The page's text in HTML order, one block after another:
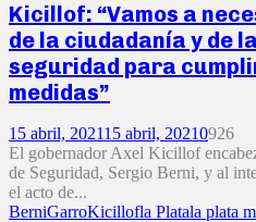
Kicillof: “Vamos a
de la ciudadanía y de
seguridad para
medidas”
15 abril, 202115 abril, 20210926
El gobernador Axel Kicillof
de Seguridad, Sergio Berni, y al
el acto de...
BerniGarroKicillofla Platala plata